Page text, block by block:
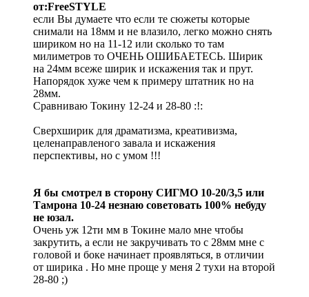
от:FreeSTYLE
если Вы думаете что если те сюжеты которые
снимали на 18мм и не влазило, легко можно снять
шириком но на 11-12 или сколько то там
милиметров то ОЧЕНЬ ОШИБАЕТЕСЬ. Ширик
на 24мм всеже ширик и искажения так и прут.
Напорядок хуже чем к примеру штатник но на
28мм.
Сравниваю Токину 12-24 и 28-80 :!:
Сверхширик для драматизма, креативизма,
целенаправленого завала и искажения
перспективы, но с умом !!!
Я бы смотрел в сторону СИГМО 10-20/3,5 или
Тамрона 10-24 незнаю советовать 100% небуду
не юзал.
Очень уж 12ти мм в Токине мало мне чтобы
закрутить, а если не закручивать то с 28мм мне с
головой и боке начинает проявляться, в отличии
от ширика . Но мне проще у меня 2 тухи на второй
28-80 ;)